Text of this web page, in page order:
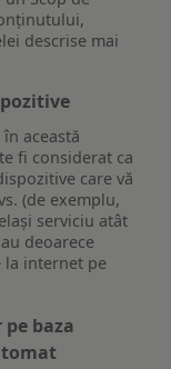
descrise mai
această
fi considerat ca
care vă
(de exemplu,
serviciu atât
deoarece
la internet pe
baza